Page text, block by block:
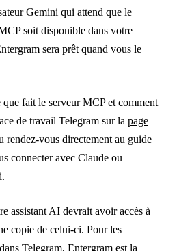
Gemini qui attend que le
soit disponible dans votre
sera prêt quand vous le
fait le serveur MCP et comment
de travail Telegram sur la page
rendez-vous directement au guide
connecter avec Claude ou
assistant AI devrait avoir accès à
copie de celui-ci. Pour les
Telegram, Entergram est la